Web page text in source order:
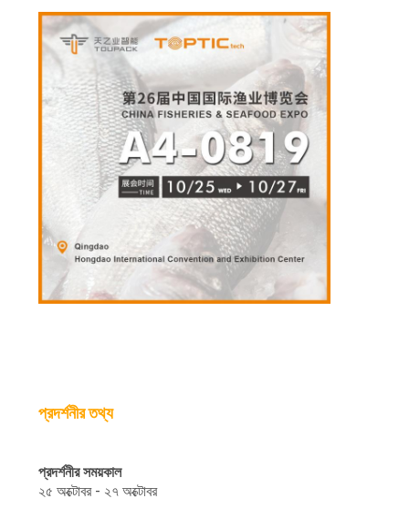
প্রদর্শনীর তথ্য
প্রদর্শনীর সময়কাল
২৫ অক্টোবর - ২৭ অক্টোবর